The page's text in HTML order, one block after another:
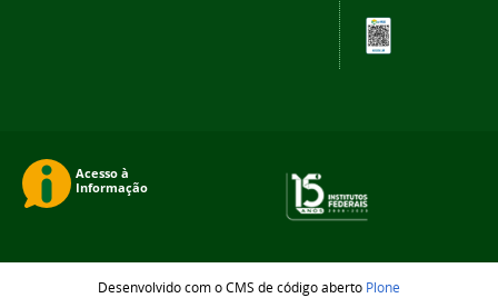
Desenvolvido com o CMS de código aberto Plone